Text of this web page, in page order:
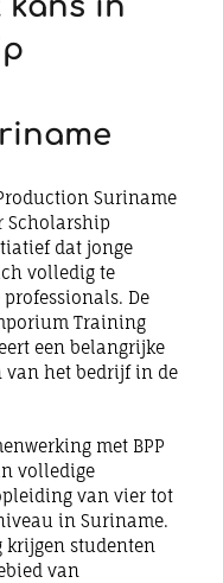
Suriname
Scholarship
dat jonge
volledig te
De
Training
een belangrijke
van het bedrijf in de
met BPP
volledige
van vier tot
in Suriname.
studenten
van